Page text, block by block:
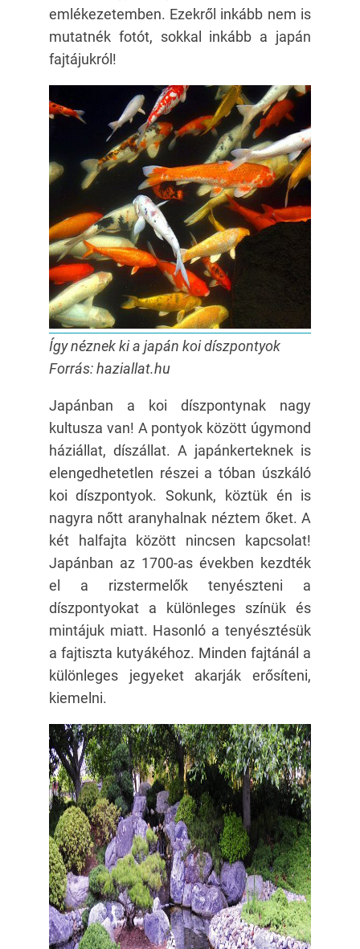
emlékezetemben. Ezekről inkább nem is
mutatnék fotót, sokkal inkább a japán
fajtájukról!
Így néznek ki a japán koi díszpontyok
Forrás: haziallat.hu
Japánban a koi díszpontynak nagy
kultusza van! A pontyok között úgymond
háziállat, díszállat. A japánkerteknek is
elengedhetetlen részei a tóban úszkáló
koi díszpontyok. Sokunk, köztük én is
nagyra nőtt aranyhalnak néztem őket. A
két halfajta között nincsen kapcsolat!
Japánban az 1700-as években kezdték
el a rizstermelők tenyészteni a
díszpontyokat a különleges színük és
mintájuk miatt. Hasonló a tenyésztésük
a fajtiszta kutyákéhoz. Minden fajtánál a
különleges jegyeket akarják erősíteni,
kiemelni.